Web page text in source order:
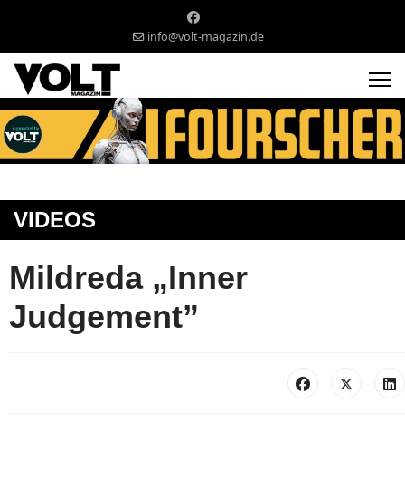
info@volt-magazin.de
VIDEOS
Mildreda „Inner
Judgement”